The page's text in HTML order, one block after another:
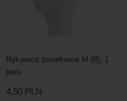
Rękawice bawełniane M (8), 1
para
4,50 PLN